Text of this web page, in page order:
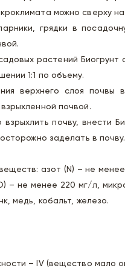
можно сверху
грядки в
растений Биогрунт
1:1 по объему.
верхнего слоя почвы
почвой.
почву, внести
заделать в почву.
азот (N) – не
– не менее 220 мг/л,
медь, кобальт, железо.
– IV (вещество мало